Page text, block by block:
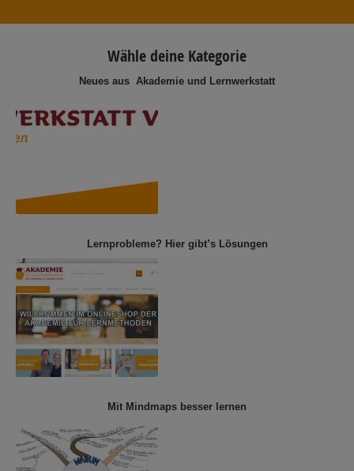
Wähle deine Kategorie
Neues aus Akademie und Lernwerkstatt
Lernprobleme? Hier gibt’s Lösungen
Mit Mindmaps besser lernen